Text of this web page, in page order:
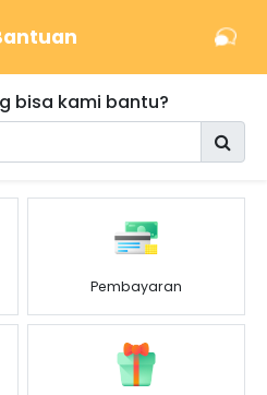
bisa kami bantu?
Pembayaran